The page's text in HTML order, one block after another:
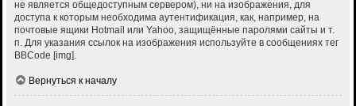
не является общедоступным сервером), ни на изображения, для
доступа к которым необходима аутентификация, как, например, на
почтовые ящики Hotmail или Yahoo, защищённые паролями сайты и т.
п. Для указания ссылок на изображения используйте в сообщениях тег
BBCode [img].
Вернуться к началу